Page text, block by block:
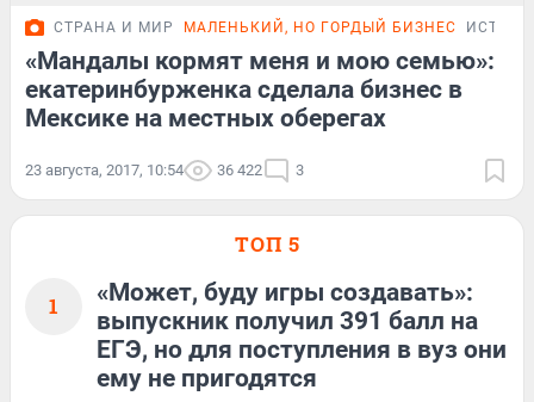
СТРАНА И МИР МАЛЕНЬКИЙ, НО ГОРДЫЙ БИЗНЕС
«Мандалы кормят меня и мою семью»:
екатеринбурженка сделала бизнес в
Мексике на местных оберегах
23 августа, 2017, 10:54 36 422 3
ТОП 5
1
«Может, буду игры создавать»:
выпускник получил 391 балл на
ЕГЭ, но для поступления в вуз они
ему не пригодятся